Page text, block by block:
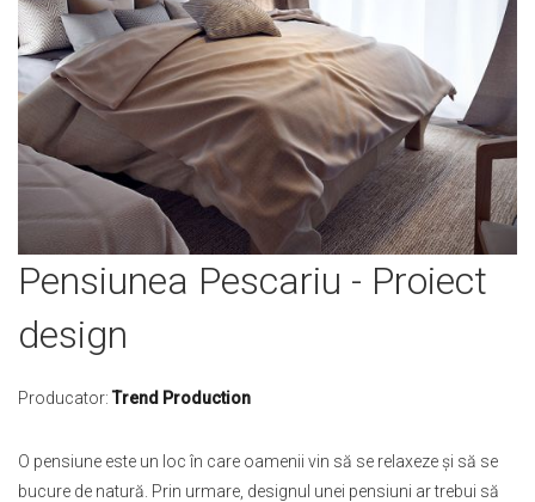
Pensiunea Pescariu - Proiect
design
Producator: Trend Production
O pensiune este un loc în care oamenii vin să se relaxeze și să se
bucure de natură. Prin urmare, designul unei pensiuni ar trebui să
Skip
to
beginning
the